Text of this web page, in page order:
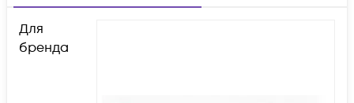
Для
бренда